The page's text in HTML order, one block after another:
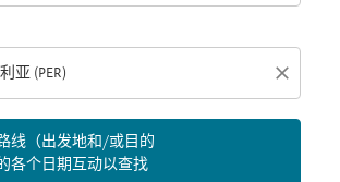
close
线（出发地和/或目的
各个日期互动以查找